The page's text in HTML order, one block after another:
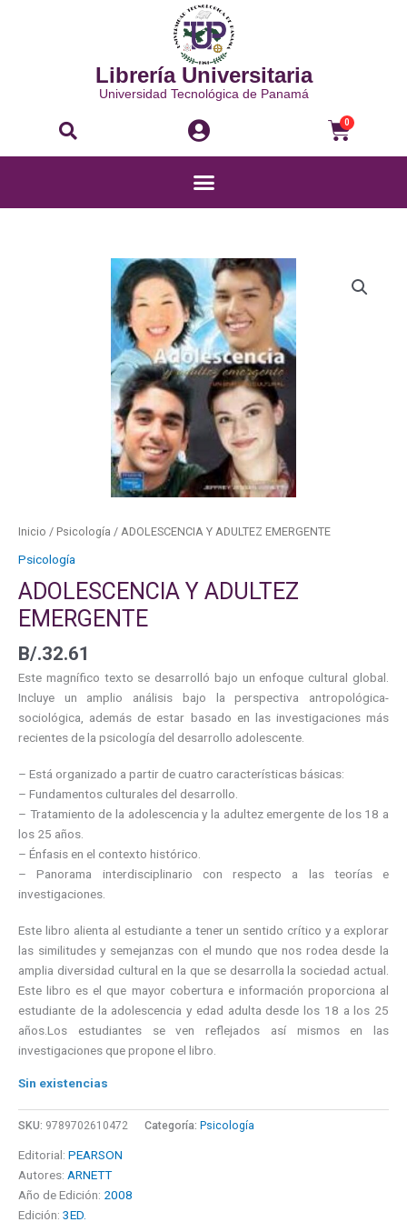
Librería Universitaria
Universidad Tecnológica de Panamá
Buscar 0
Menú
Inicio / Psicología / ADOLESCENCIA Y ADULTEZ EMERGENTE
Psicología
ADOLESCENCIA Y ADULTEZ
EMERGENTE
B/.32.61
Este magnífico texto se desarrolló bajo un enfoque cultural global.
Incluye un amplio análisis bajo la perspectiva antropológica-
sociológica, además de estar basado en las investigaciones más
recientes de la psicología del desarrollo adolescente.
– Está organizado a partir de cuatro características básicas:
– Fundamentos culturales del desarrollo.
– Tratamiento de la adolescencia y la adultez emergente de los 18 a
los 25 años.
– Énfasis en el contexto histórico.
– Panorama interdisciplinario con respecto a las teorías e
investigaciones.
Este libro alienta al estudiante a tener un sentido crítico y a explorar
las similitudes y semejanzas con el mundo que nos rodea desde la
amplia diversidad cultural en la que se desarrolla la sociedad actual.
Este libro es el que mayor cobertura e información proporciona al
estudiante de la adolescencia y edad adulta desde los 18 a los 25
años.Los estudiantes se ven reflejados así mismos en las
investigaciones que propone el libro.
Sin existencias
SKU: 9789702610472 Categoría: Psicología
Editorial: PEARSON
Autores: ARNETT
Año de Edición: 2008
Edición: 3ED.